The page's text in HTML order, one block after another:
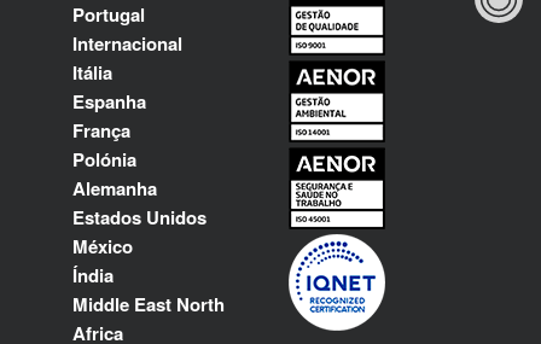
Portugal
Internacional
Itália
Espanha
França
Polónia
Alemanha
Estados Unidos
México
Índia
Middle East North
Africa